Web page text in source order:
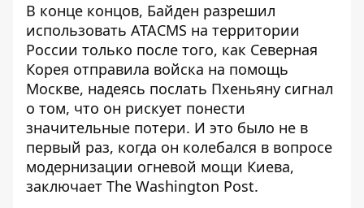
В конце концов, Байден разрешил
использовать ATACMS на территории
России только после того, как Северная
Корея отправила войска на помощь
Москве, надеясь послать Пхеньяну сигнал
о том, что он рискует понести
значительные потери. И это было не в
первый раз, когда он колебался в вопросе
модернизации огневой мощи Киева,
заключает The Washington Post.